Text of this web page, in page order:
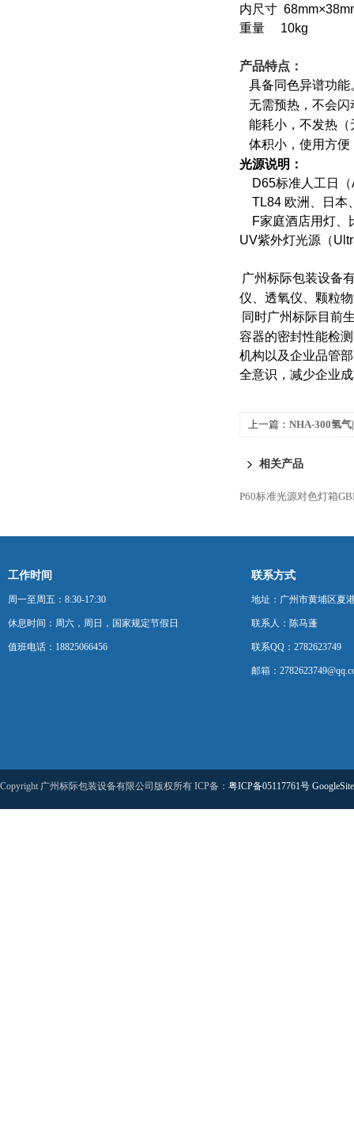
内尺寸
重量 10kg
产品特点：
具备同色异谱功能
无需预热，不会
能耗小，不发热
体积小，使用方便
光源说明：
D65标准人工日
TL84 欧洲、日本
F家庭酒店用灯、
UV紫外灯光源（
广州标际包装设备
仪、透氧仪、颗粒
同时广州标际目前
容器的密封性能检
机构以及企业品管
全意识，减少企业
上一篇： NHA-300氢
相关产品
P60标准光源对色灯箱
工作时间
周一至周五：8:30-17:30
休息时间：周六，周日，国家规定节假日
值班电话：18825066456
联系方式
地址：广州市黄埔区夏
联系人：陈马蓬
联系QQ：2782623749
邮箱：
Copyright 广州标际包装设备有限公司版权所有 ICP备： 粤ICP备05117761号